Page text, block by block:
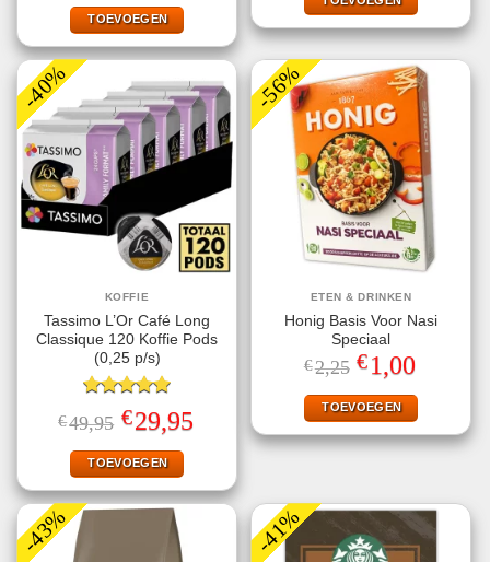
was:
€9,29.
is:
€5,49.
TOEVOEGEN
-40%
KOFFIE
Tassimo L’Or Café Long
Classique 120 Koffie Pods
(0,25 p/s)
Gewaardeerd
5.00uit 5
€49,95 Oorspronkelijke
prijs
was:
€49,95.
€29,95prijs
TOEVOEGEN
-56%
ETEN & DRINKEN
Honig Basis Voor Nasi
Speciaal
€2,25 Oorspronkelijke
prijs
was:
€2,25.
€1,00
is:
€1,00.
TOEVOEGEN
-43% -41%